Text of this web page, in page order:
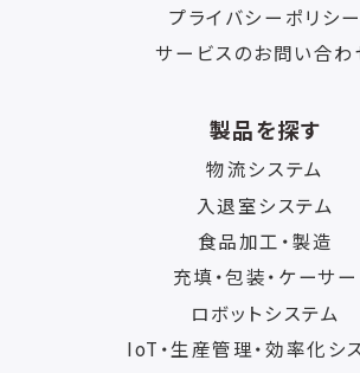
プライバシーポリシー
サービスのお問い合わ
製品を探す
物流システム
入退室システム
食品加工・製造
充填・包装・ケーサー
ロボットシステム
IoT・生産管理・効率化シ